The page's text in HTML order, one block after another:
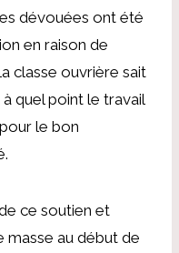
dévouées ont été
en raison de
classe ouvrière sait
quel point le travail
le bon
ce soutien et
masse au début de